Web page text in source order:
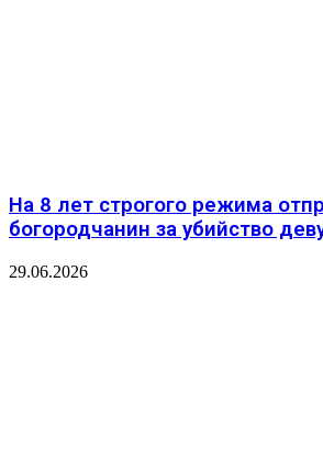
На 8 лет строгого режима
богородчанин за убийство
29.06.2026